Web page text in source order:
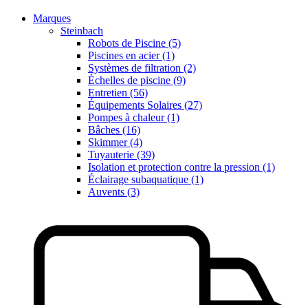
Marques
Steinbach
Robots de Piscine (5)
Piscines en acier (1)
Systèmes de filtration (2)
Échelles de piscine (9)
Entretien (56)
Équipements Solaires (27)
Pompes à chaleur (1)
Bâches (16)
Skimmer (4)
Tuyauterie (39)
Isolation et protection contre la pression (1)
Éclairage subaquatique (1)
Auvents (3)